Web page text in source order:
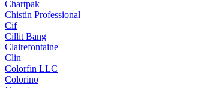
Chartpak
Chistin Professional
Cif
Cillit Bang
Clairefontaine
Clin
Colorfin LLC
Colorino